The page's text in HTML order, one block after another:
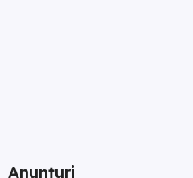
Anunțuri